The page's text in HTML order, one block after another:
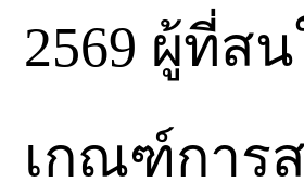
2569 ผู้ที่ส
เกณฑ์การ